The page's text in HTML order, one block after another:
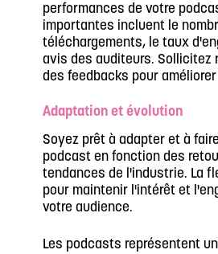
performances de votre
importantes incluent le
téléchargements, le taux
avis des auditeurs. Sollicitez
des feedbacks pour
Adaptation et évolution
Soyez prêt à adapter et à
podcast en fonction des
tendances de l'industrie. La
pour maintenir l'intérêt et
votre audience.
Les podcasts représentent